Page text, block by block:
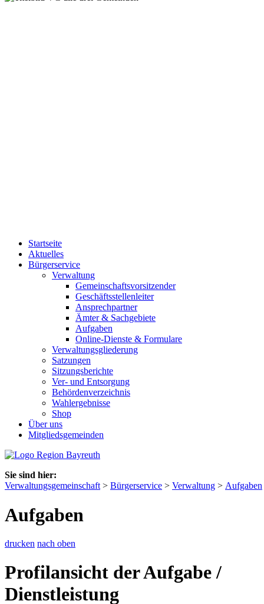
Startseite
Aktuelles
Bürgerservice
Verwaltung
Gemeinschaftsvorsitzender
Geschäftsstellenleiter
Ansprechpartner
Ämter & Sachgebiete
Aufgaben
Online-Dienste & Formulare
Verwaltungsgliederung
Satzungen
Sitzungsberichte
Ver- und Entsorgung
Behördenverzeichnis
Wahlergebnisse
Shop
Über uns
Mitgliedsgemeinden
Sie sind hier:
Verwaltungsgemeinschaft > Bürgerservice > Verwaltung > Aufgaben
Aufgaben
drucken nach oben
Profilansicht der Aufgabe /
Dienstleistung